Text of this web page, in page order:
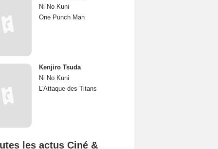
Ni No Kuni
One Punch Man
Kenjiro Tsuda
Ni No Kuni
L'Attaque des Titans
les actus Ciné &